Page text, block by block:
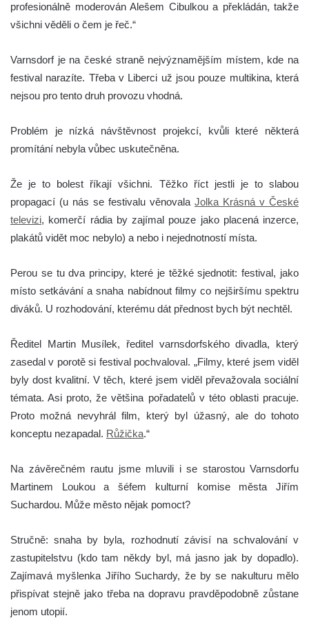
profesionálně moderován Alešem Cibulkou a překládán, takže
všichni věděli o čem je řeč.“
Varnsdorf je na české straně nejvýznamějším místem, kde na
festival narazíte. Třeba v Liberci už jsou pouze multikina, která
nejsou pro tento druh provozu vhodná.
Problém je nízká návštěvnost projekcí, kvůli které některá
promítání nebyla vůbec uskutečněna.
Že je to bolest říkají všichni. Těžko říct jestli je to slabou
propagací (u nás se festivalu věnovala Jolka Krásná v České
televizi, komerčí rádia by zajímal pouze jako placená inzerce,
plakátů vidět moc nebylo) a nebo i nejednotností místa.
Perou se tu dva principy, které je těžké sjednotit: festival, jako
místo setkávání a snaha nabídnout filmy co nejširšímu spektru
diváků. U rozhodování, kterému dát přednost bych být nechtěl.
Ředitel Martin Musílek, ředitel varnsdorfského divadla, který
zasedal v porotě si festival pochvaloval. „Filmy, které jsem viděl
byly dost kvalitní. V těch, které jsem viděl převažovala sociální
témata. Asi proto, že většina pořadatelů v této oblasti pracuje.
Proto možná nevyhrál film, který byl úžasný, ale do tohoto
konceptu nezapadal. Růžička.“
Na závěrečném rautu jsme mluvili i se starostou Varnsdorfu
Martinem Loukou a šéfem kulturní komise města Jiřím
Suchardou. Může město nějak pomoct?
Stručně: snaha by byla, rozhodnutí závisí na schvalování v
zastupitelstvu (kdo tam někdy byl, má jasno jak by dopadlo).
Zajímavá myšlenka Jiřího Suchardy, že by se nakulturu mělo
přispívat stejně jako třeba na dopravu pravděpodobně zůstane
jenom utopií.